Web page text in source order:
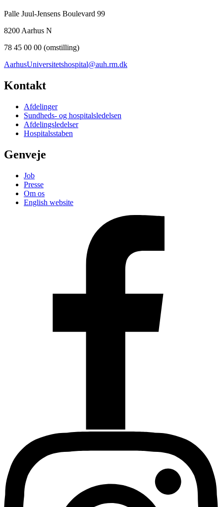
Palle Juul-Jensens Boulevard 99
8200 Aarhus N
78 45 00 00 (omstilling)
AarhusUniversitetshospital@auh.rm.dk
Kontakt
Afdelinger
Sundheds- og hospitalsledelsen
Afdelingsledelser
Hospitalsstaben
Genveje
Job
Presse
Om os
English website